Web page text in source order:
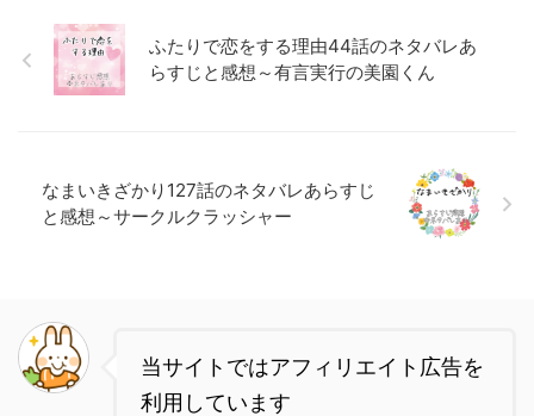
ふたりで恋をする理由44話のネタバレあ
らすじと感想～有言実行の美園くん
なまいきざかり127話のネタバレあらすじ
と感想～サークルクラッシャー
当サイトではアフィリエイト広告を
利用しています